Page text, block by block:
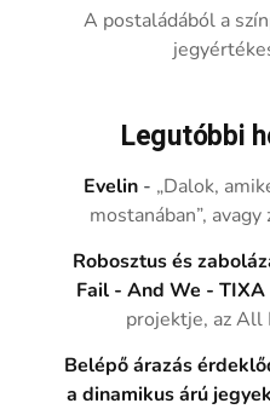
A postaládából a
Legutóbbi
Evelin - „Dalok,
mostanában”,
Robosztus és
Fail - And We -
projektje, az
Belépő árazás
a dinamikus árú